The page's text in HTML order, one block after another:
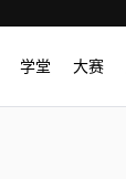
学堂 大赛